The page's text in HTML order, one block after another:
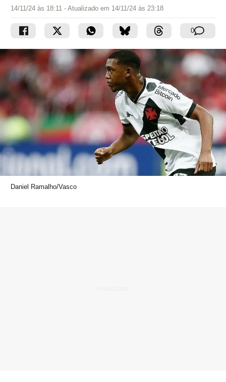
14/11/24 às 18:11 - Atualizado em 14/11/24 às 23:18
0
Daniel Ramalho/Vasco